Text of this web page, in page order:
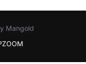
Mangold